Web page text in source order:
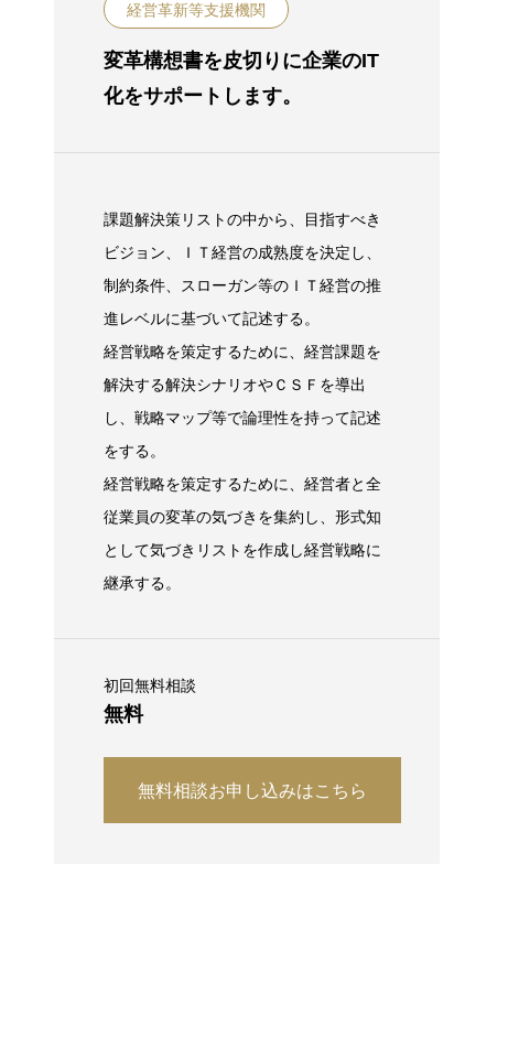
経営革新等支援機関
変革構想書を皮切りに企業のIT
化をサポートします。
課題解決策リストの中から、目指すべき
ビジョン、ＩＴ経営の成熟度を決定し、
制約条件、スローガン等のＩＴ経営の推
進レベルに基づいて記述する。
経営戦略を策定するために、経営課題を
解決する解決シナリオやＣＳＦを導出
し、戦略マップ等で論理性を持って記述
をする。
経営戦略を策定するために、経営者と全
従業員の変革の気づきを集約し、形式知
として気づきリストを作成し経営戦略に
継承する。
初回無料相談
無料
無料相談お申し込みはこちら